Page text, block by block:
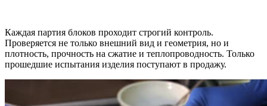
Каждая партия блоков проходит строгий контроль.
Проверяется не только внешний вид и геометрия, но и
плотность, прочность на сжатие и теплопроводность. Только
прошедшие испытания изделия поступают в продажу.